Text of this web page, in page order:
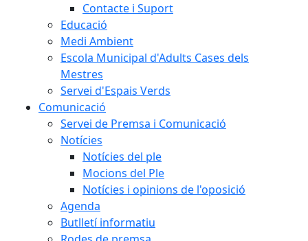
Contacte i Suport
Educació
Medi Ambient
Escola Municipal d'Adults Cases dels
Mestres
Servei d'Espais Verds
Comunicació
Servei de Premsa i Comunicació
Notícies
Notícies del ple
Mocions del Ple
Notícies i opinions de l'oposició
Agenda
Butlletí informatiu